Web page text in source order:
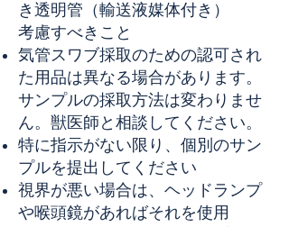
き透明管（輸送液媒体付き）
考慮すべきこと
気管スワブ採取のための認可され
た用品は異なる場合があります。
サンプルの採取方法は変わりませ
ん。獣医師と相談してください。
特に指示がない限り、個別のサン
プルを提出してください
視界が悪い場合は、ヘッドランプ
や喉頭鏡があればそれを使用